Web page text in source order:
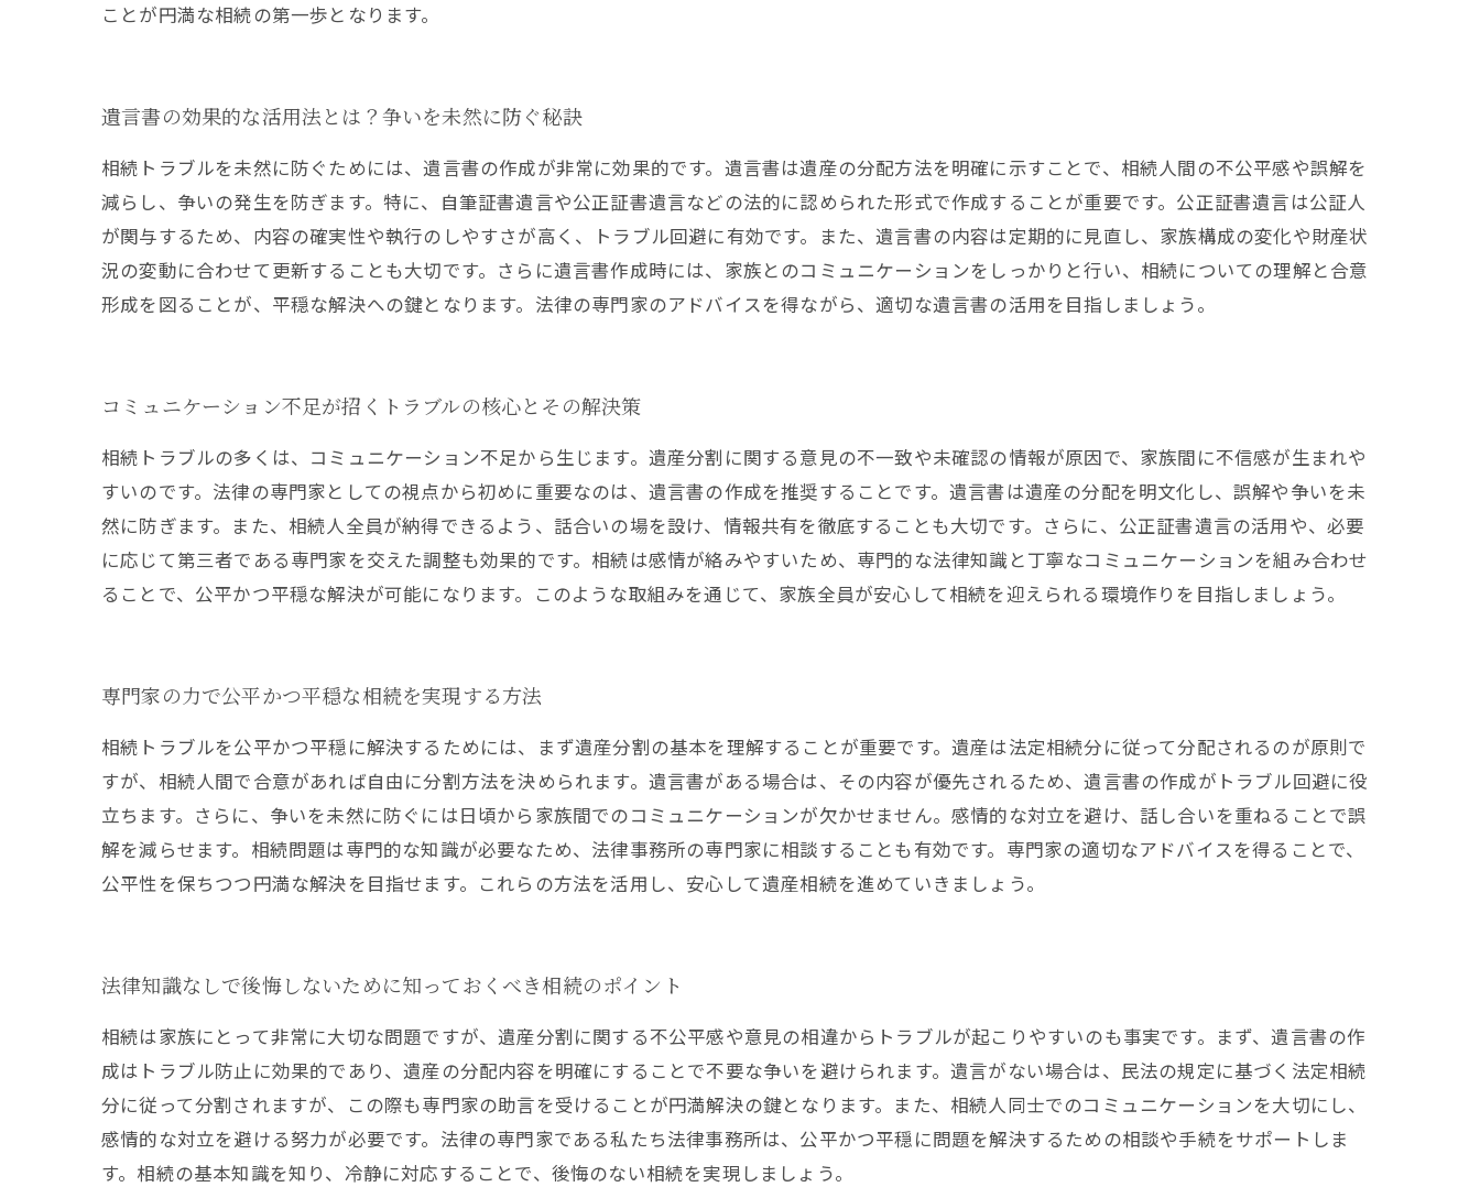
ことが円満な相続の第一歩となります。
遺言書の効果的な活用法とは？争いを未然に防ぐ秘訣
相続トラブルを未然に防ぐためには、遺言書の作成が非常に効果的です。遺言書は遺産の分配方法を明確に示すことで、相続人間の不公平感や誤解を
減らし、争いの発生を防ぎます。特に、自筆証書遺言や公正証書遺言などの法的に認められた形式で作成することが重要です。公正証書遺言は公証人
が関与するため、内容の確実性や執行のしやすさが高く、トラブル回避に有効です。また、遺言書の内容は定期的に見直し、家族構成の変化や財産状
況の変動に合わせて更新することも大切です。さらに遺言書作成時には、家族とのコミュニケーションをしっかりと行い、相続についての理解と合意
形成を図ることが、平穏な解決への鍵となります。法律の専門家のアドバイスを得ながら、適切な遺言書の活用を目指しましょう。
コミュニケーション不足が招くトラブルの核心とその解決策
相続トラブルの多くは、コミュニケーション不足から生じます。遺産分割に関する意見の不一致や未確認の情報が原因で、家族間に不信感が生まれや
すいのです。法律の専門家としての視点から初めに重要なのは、遺言書の作成を推奨することです。遺言書は遺産の分配を明文化し、誤解や争いを未
然に防ぎます。また、相続人全員が納得できるよう、話合いの場を設け、情報共有を徹底することも大切です。さらに、公正証書遺言の活用や、必要
に応じて第三者である専門家を交えた調整も効果的です。相続は感情が絡みやすいため、専門的な法律知識と丁寧なコミュニケーションを組み合わせ
ることで、公平かつ平穏な解決が可能になります。このような取組みを通じて、家族全員が安心して相続を迎えられる環境作りを目指しましょう。
専門家の力で公平かつ平穏な相続を実現する方法
相続トラブルを公平かつ平穏に解決するためには、まず遺産分割の基本を理解することが重要です。遺産は法定相続分に従って分配されるのが原則で
すが、相続人間で合意があれば自由に分割方法を決められます。遺言書がある場合は、その内容が優先されるため、遺言書の作成がトラブル回避に役
立ちます。さらに、争いを未然に防ぐには日頃から家族間でのコミュニケーションが欠かせません。感情的な対立を避け、話し合いを重ねることで誤
解を減らせます。相続問題は専門的な知識が必要なため、法律事務所の専門家に相談することも有効です。専門家の適切なアドバイスを得ることで、
公平性を保ちつつ円満な解決を目指せます。これらの方法を活用し、安心して遺産相続を進めていきましょう。
法律知識なしで後悔しないために知っておくべき相続のポイント
相続は家族にとって非常に大切な問題ですが、遺産分割に関する不公平感や意見の相違からトラブルが起こりやすいのも事実です。まず、遺言書の作
成はトラブル防止に効果的であり、遺産の分配内容を明確にすることで不要な争いを避けられます。遺言がない場合は、民法の規定に基づく法定相続
分に従って分割されますが、この際も専門家の助言を受けることが円満解決の鍵となります。また、相続人同士でのコミュニケーションを大切にし、
感情的な対立を避ける努力が必要です。法律の専門家である私たち法律事務所は、公平かつ平穏に問題を解決するための相談や手続をサポートしま
す。相続の基本知識を知り、冷静に対応することで、後悔のない相続を実現しましょう。